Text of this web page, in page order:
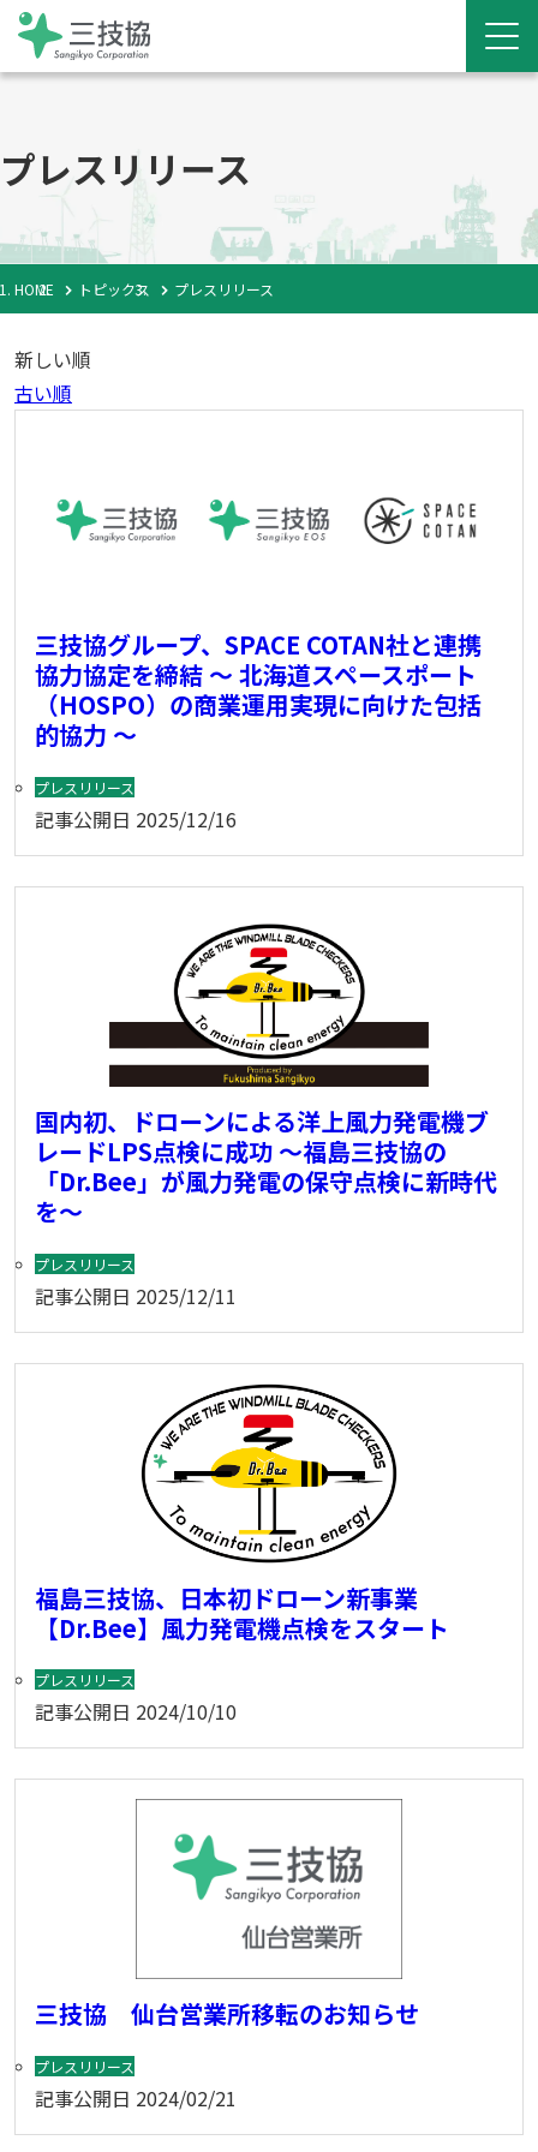
プレスリリース
HOME トピックス プレスリリース
新しい順
古い順
三技協グループ、SPACE COTAN社と連携
協力協定を締結 ～ 北海道スペースポート
（HOSPO）の商業運用実現に向けた包括
的協力 ～
プレスリリース
記事公開日 2025/12/16
国内初、ドローンによる洋上風力発電機ブ
レードLPS点検に成功 ～福島三技協の
「Dr.Bee」が風力発電の保守点検に新時代
を～
プレスリリース
記事公開日 2025/12/11
福島三技協、日本初ドローン新事業
【Dr.Bee】風力発電機点検をスタート
プレスリリース
記事公開日 2024/10/10
三技協 仙台営業所移転のお知らせ
プレスリリース
記事公開日 2024/02/21